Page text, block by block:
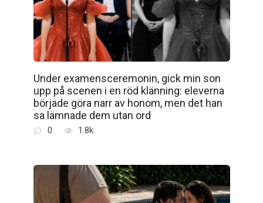
Under examensceremonin, gick min son
upp på scenen i en röd klänning: eleverna
började göra narr av honom, men det han
sa lämnade dem utan ord
0 1.8k.